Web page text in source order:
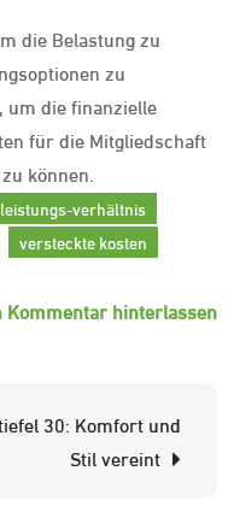
die Belastung zu
zu
um die finanzielle
für die Mitgliedschaft
können.
verhältnis
versteckte kosten
Kommentar hinterlassenzu
30: Komfort und
Stil vereint